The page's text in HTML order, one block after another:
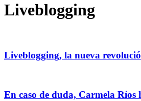
Liveblogging
Liveblogging, la nueva
En caso de duda, Carmela Ríos